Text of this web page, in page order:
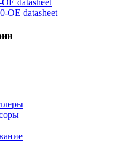
datasheet
OE datasheet